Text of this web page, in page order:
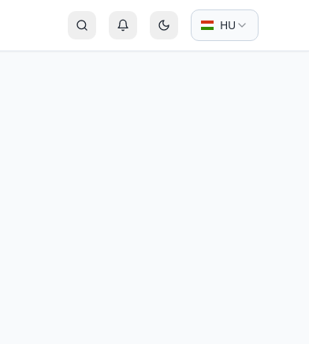
KeresésBejelentkezés vagy Regisztráció
Váltás sötét módra
HU